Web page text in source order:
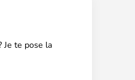
Je te pose la